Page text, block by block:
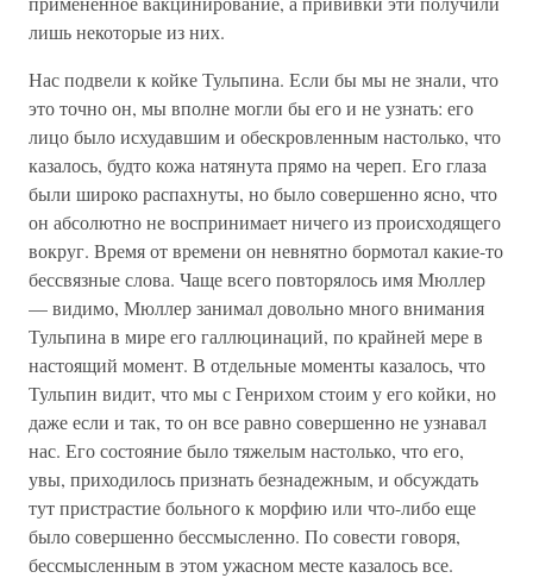
лишь некоторые из них.
Нас подвели к койке Тульпина. Если бы мы не знали, что
это точно он, мы вполне могли бы его и не узнать: его
лицо было исхудавшим и обескровленным настолько, что
казалось, будто кожа натянута прямо на череп. Его глаза
были широко распахнуты, но было совершенно ясно, что
он абсолютно не воспринимает ничего из происходящего
вокруг. Время от времени он невнятно бормотал какие-то
бессвязные слова. Чаще всего повторялось имя Мюллер
— видимо, Мюллер занимал довольно много внимания
Тульпина в мире его галлюцинаций, по крайней мере в
настоящий момент. В отдельные моменты казалось, что
Тульпин видит, что мы с Генрихом стоим у его койки, но
даже если и так, то он все равно совершенно не узнавал
нас. Его состояние было тяжелым настолько, что его,
увы, приходилось признать безнадежным, и обсуждать
тут пристрастие больного к морфию или что-либо еще
было совершенно бессмысленно. По совести говоря,
бессмысленным в этом ужасном месте казалось все.